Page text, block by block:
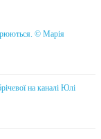
© Марія
на каналі Юлі